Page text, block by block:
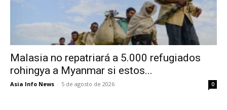
Malasia no repatriará a 5.000 refugiados
rohingya a Myanmar si estos...
Asia Info News - 5 de agosto de 2026 0